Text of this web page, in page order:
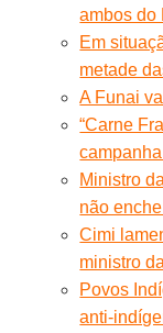
ambos do
Em
metade
A Funai
“Carne
Ministro
não enche
Cimi
ministro
Povos
anti-